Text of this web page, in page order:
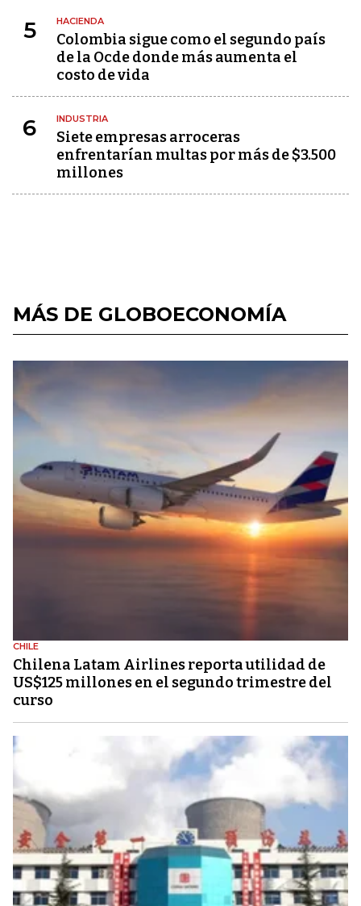
5 HACIENDA
Colombia sigue como el segundo país
de la Ocde donde más aumenta el
costo de vida
6 INDUSTRIA
Siete empresas arroceras
enfrentarían multas por más de $3.500
millones
MÁS DE GLOBOECONOMÍA
CHILE
Chilena Latam Airlines reporta utilidad de
US$125 millones en el segundo trimestre del
curso